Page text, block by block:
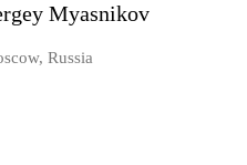
Myasnikov
Russia